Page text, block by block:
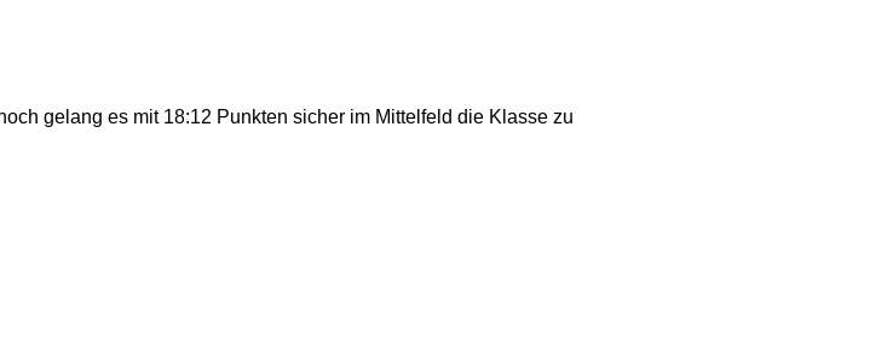
gelang es mit 18:12 Punkten sicher im Mittelfeld die Klasse zu